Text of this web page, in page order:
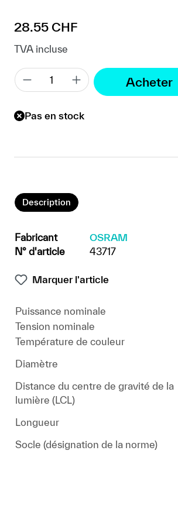
Prix régulier :
28.55 CHF
TVA incluse
Acheter
Pas en stock
Description
Fabricant
OSRAM
N° d'article
43717
Marquer l'article
Puissance nominale
Tension nominale
Température de couleur
Diamètre
Distance du centre de gravité de la
lumière (LCL)
Longueur
Socle (désignation de la norme)